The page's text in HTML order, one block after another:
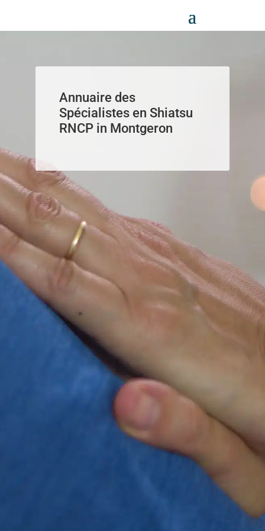
Annuaire des
Spécialistes en Shiatsu
RNCP in Montgeron